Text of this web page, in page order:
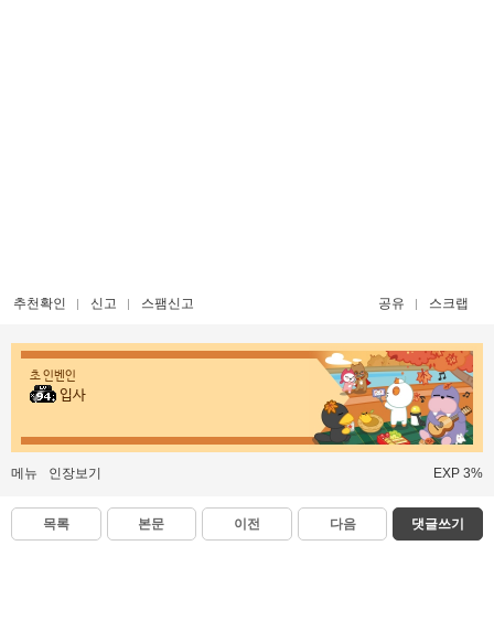
추천확인 신고 스팸신고 공유 스크랩
초 인벤인
입사
메뉴 인장보기 EXP 3%
목록 본문 이전 다음 댓글쓰기